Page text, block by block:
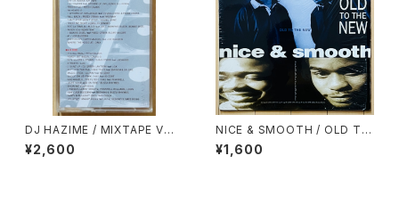
DJ HAZIME / MIXTAPE VOL.
10
¥2,600
NICE & SMOOTH / OLD TO
THE NEW
¥1,600